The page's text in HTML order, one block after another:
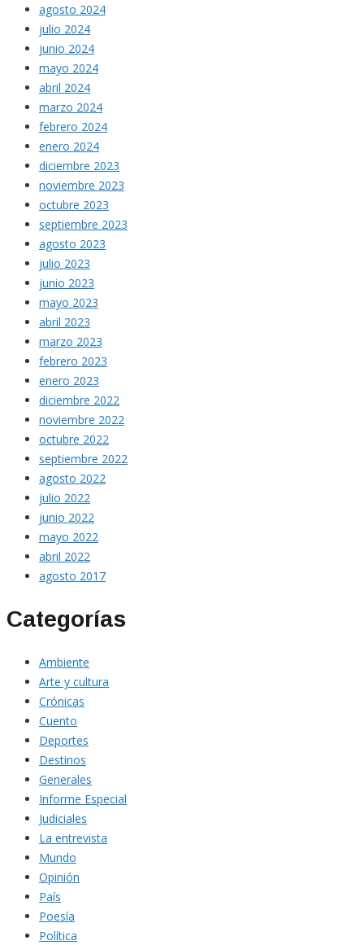
agosto 2024
julio 2024
junio 2024
mayo 2024
abril 2024
marzo 2024
febrero 2024
enero 2024
diciembre 2023
noviembre 2023
octubre 2023
septiembre 2023
agosto 2023
julio 2023
junio 2023
mayo 2023
abril 2023
marzo 2023
febrero 2023
enero 2023
diciembre 2022
noviembre 2022
octubre 2022
septiembre 2022
agosto 2022
julio 2022
junio 2022
mayo 2022
abril 2022
agosto 2017
Categorías
Ambiente
Arte y cultura
Crónicas
Cuento
Deportes
Destinos
Generales
Informe Especial
Judiciales
La entrevista
Mundo
Opinión
País
Poesía
Política